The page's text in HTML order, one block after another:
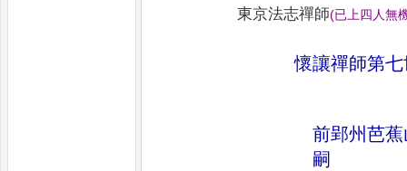
東京法志禪師(已上四人無
懷讓禪師第七
前郢州芭
嗣